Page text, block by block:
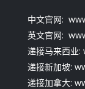
中文官网:
英文官网:
递接马来西业
递接新加坡:
递接加拿大: